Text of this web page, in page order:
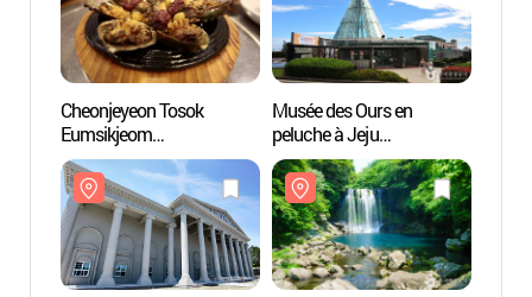
Cheonjeyeon Tosok
Eumsikjeom
(천제연토속음식점)
Musée des Ours en
peluche à Jeju
(테디베어뮤지엄 제주)